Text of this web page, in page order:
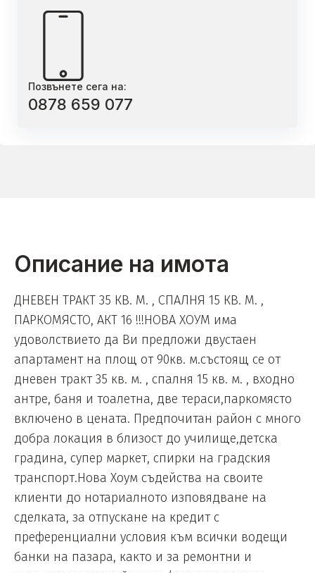
Позвънете сега на:
0878 659 077
Описание на имота
ДНЕВЕН ТРАКТ 35 КВ. М. , СПАЛНЯ 15 КВ. М. ,
ПАРКОМЯСТО, АКТ 16 !!!НОВА ХОУМ има
удоволствието да Ви предложи двустаен
апартамент на площ от 90кв. м.състоящ се от
дневен тракт 35 кв. м. , спалня 15 кв. м. , входно
антре, баня и тоалетна, две тераси,паркомясто
включено в цената. Предпочитан район с много
добра локация в близост до училище,детска
градина, супер маркет, спирки на градския
транспорт.Нова Хоум съдейства на своите
клиенти до нотариалното изповядване на
сделката, за отпускане на кредит с
преференциални условия към всички водещи
банки на пазара, както и за ремонтни и